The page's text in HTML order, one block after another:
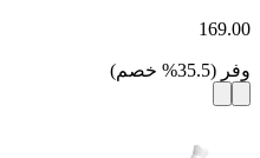
169.00
وفر (
35.5
% خصم)